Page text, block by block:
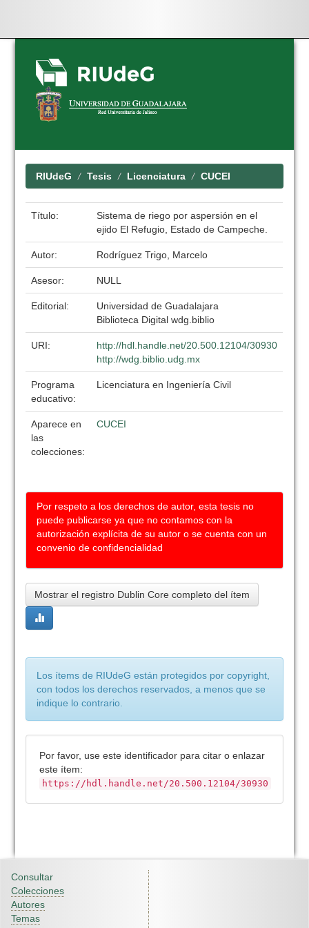
Skip
navigation
RIUdeG Tesis Licenciatura CUCEI
Título:
Sistema de riego por aspersión en el
ejido El Refugio, Estado de Campeche.
Autor: Rodríguez Trigo, Marcelo
Asesor: NULL
Editorial:
Universidad de Guadalajara
Biblioteca Digital wdg.biblio
URI:
http://hdl.handle.net/20.500.12104/30930
http://wdg.biblio.udg.mx
Programa
educativo:
Licenciatura en Ingeniería Civil
Aparece en
las
colecciones:
CUCEI
Por respeto a los derechos de autor, esta tesis no
puede publicarse ya que no contamos con la
autorización explícita de su autor o se cuenta con un
convenio de confidencialidad
Mostrar el registro Dublin Core completo del ítem
Los ítems de RIUdeG están protegidos por copyright,
con todos los derechos reservados, a menos que se
indique lo contrario.
Por favor, use este identificador para citar o enlazar
este ítem:
https://hdl.handle.net/20.500.12104/30930
Consultar
Colecciones
Autores
Temas